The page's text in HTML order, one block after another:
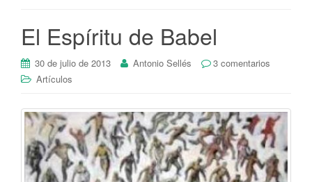
c
ó
n
El Espíritu de Babel
30 de julio de 2013 Antonio Sellés
3 comentarios
Artículos